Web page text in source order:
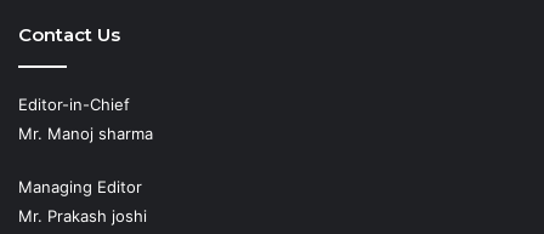
Contact Us
Editor-in-Chief
Mr. Manoj sharma
Managing Editor
Mr. Prakash joshi